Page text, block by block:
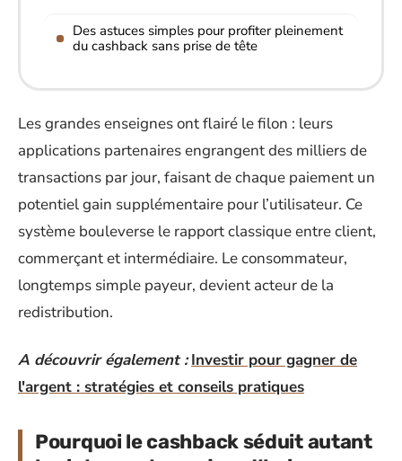
Des astuces simples pour profiter pleinement
du cashback sans prise de tête
Les grandes enseignes ont flairé le filon : leurs
applications partenaires engrangent des milliers de
transactions par jour, faisant de chaque paiement un
potentiel gain supplémentaire pour l’utilisateur. Ce
système bouleverse le rapport classique entre client,
commerçant et intermédiaire. Le consommateur,
longtemps simple payeur, devient acteur de la
redistribution.
A découvrir également : Investir pour gagner de
l'argent : stratégies et conseils pratiques
Pourquoi le cashback séduit autant